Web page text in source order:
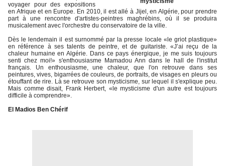
voyager pour des expositions
en Afrique et en Europe. En 2010, il est allé à Jijel, en Algérie, pour prendre
part à une rencontre d'artistes-peintres maghrébins, où il se produira
musicalement avec l'orchestre du conservatoire de la ville.
Dès le lendemain il est surnommé par la presse locale «le griot plastique»
en référence à ses talents de peintre, et de guitariste. «J’ai reçu de la
chaleur humaine en Algérie. Dans ce pays énergique, je me suis toujours
senti chez moi!» s'enthousiasme Mamadou Ann dans le hall de l'institut
français. Un enthousiasme, une chaleur, que l'on retrouve dans ses
peintures, vives, bigarrées de couleurs, de portraits, de visages en pleurs ou
étouffant de rire. Là se retrouve son mysticisme, sur lequel il s'explique peu.
Mais comme disait, Frank Herbert, «le mysticisme d'un autre est toujours
difficile à comprendre».
El Madios Ben Chérif